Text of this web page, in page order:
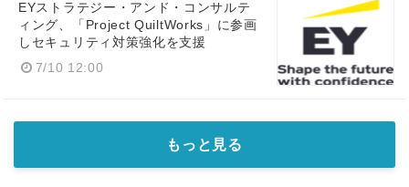
EYストラテジー・アンド・コンサルテ
ィング、「Project QuiltWorks」に参画
しセキュリティ対策強化を支援
7/10 12:00
もっと見る